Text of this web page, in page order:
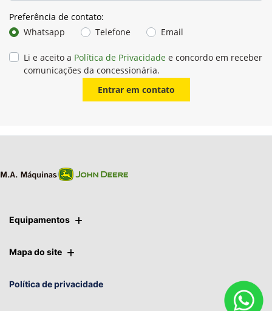
Preferência de contato:
Whatsapp
Telefone Email
Li e aceito a Política de Privacidade e concordo em receber
comunicações da concessionária.
Entrar em contato
Equipamentos
Mapa do site
Política de privacidade